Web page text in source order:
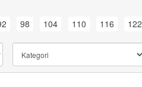
98 104 110 116 122